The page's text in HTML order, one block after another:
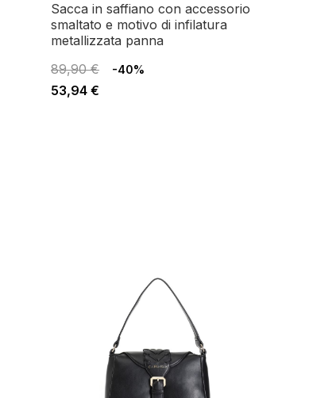
sacca in saffiano con accessorio
smaltato e motivo di infilatura
metallizzata panna
89,90 €
-40%
53,94 €